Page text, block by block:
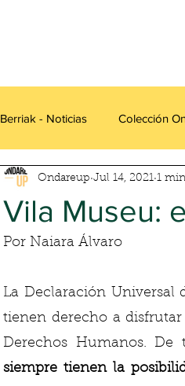
Berriak - Noticias Colección
Vila Museu:
Ondareup Jul 14, 2021 1
Por Naiara Álvaro
La Declaración Universal
tienen derecho a
Derechos Humanos. De
siempre tienen la